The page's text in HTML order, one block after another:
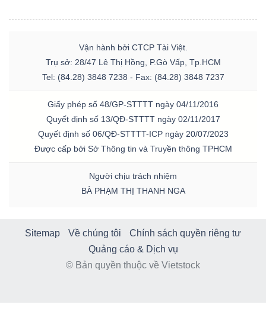
Vận hành bởi CTCP Tài Việt.
Trụ sở: 28/47 Lê Thị Hồng, P.Gò Vấp, Tp.HCM
Tel: (84.28) 3848 7238 - Fax: (84.28) 3848 7237
Giấy phép số 48/GP-STTTT ngày 04/11/2016
Quyết định số 13/QĐ-STTTT ngày 02/11/2017
Quyết định số 06/QĐ-STTTT-ICP ngày 20/07/2023
Được cấp bởi Sở Thông tin và Truyền thông TPHCM
Người chịu trách nhiệm
BÀ PHẠM THỊ THANH NGA
Sitemap Về chúng tôi
Chính sách quyền riêng tư
Quảng cáo & Dịch vụ
© Bản quyền thuộc về Vietstock